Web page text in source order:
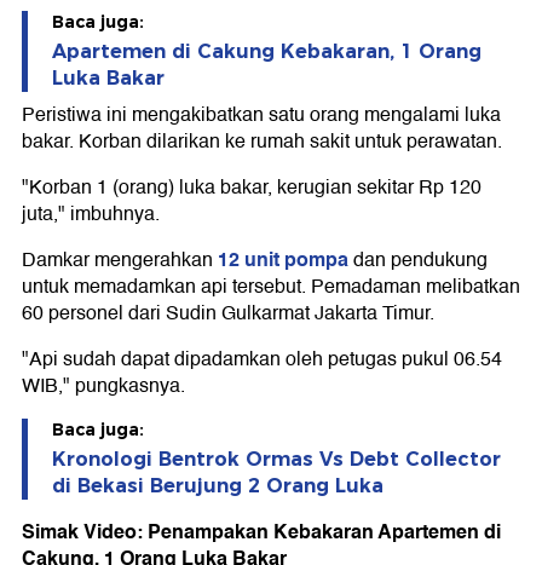
Baca juga:
Apartemen di Cakung Kebakaran, 1 Orang
Luka Bakar
Peristiwa ini mengakibatkan satu orang mengalami luka
bakar. Korban dilarikan ke rumah sakit untuk perawatan.
"Korban 1 (orang) luka bakar, kerugian sekitar Rp 120
juta," imbuhnya.
Damkar mengerahkan 12 unit pompadan pendukung
untuk memadamkan api tersebut. Pemadaman melibatkan
60 personel dari Sudin Gulkarmat Jakarta Timur.
"Api sudah dapat dipadamkan oleh petugas pukul 06.54
WIB," pungkasnya.
Baca juga:
Kronologi Bentrok Ormas Vs Debt Collector
di Bekasi Berujung 2 Orang Luka
Simak Video: Penampakan Kebakaran Apartemen di